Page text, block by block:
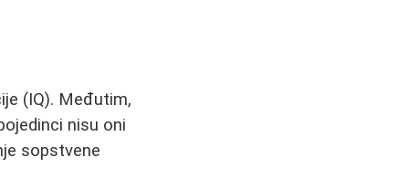
(IQ). Međutim,
nisu oni
sopstvene